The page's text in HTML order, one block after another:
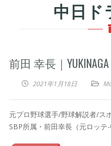
中日ド
前田 幸長｜YUKINAGA
2021年1月18日
元プロ野球選手/野球解説者/ス
SBP所属・前田幸長（元ロッテ